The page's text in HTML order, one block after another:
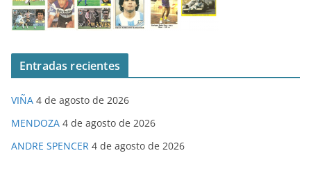
Entradas recientes
VIÑA 4 de agosto de 2026
MENDOZA 4 de agosto de 2026
ANDRE SPENCER 4 de agosto de 2026